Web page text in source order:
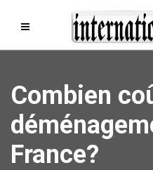
Combien
France?